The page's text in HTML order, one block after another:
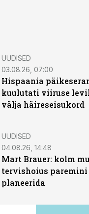
UUDISED
03.08.26, 07:00
Hispaania
kuulutati viiruse
välja häireseisukord
UUDISED
04.08.26, 14:48
Mart Brauer: kolm
tervishoius paremini
planeerida